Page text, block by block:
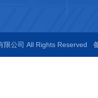
限公司 All Rights Reserved